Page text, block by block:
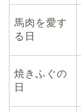
馬肉を愛す
る日
焼きふぐの
日